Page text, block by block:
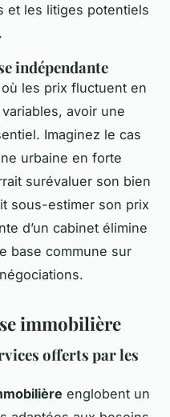
et les litiges potentiels
indépendante
les prix fluctuent en
avoir une
Imaginez le cas
urbaine en forte
surévaluer son bien
sous-estimer son prix
d’un cabinet élimine
base commune sur
immobilière
offerts par les
englobent un